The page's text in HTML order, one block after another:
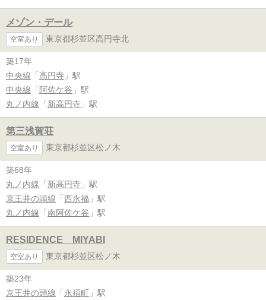
メゾン・デール
空室あり 東京都杉並区高円寺北
築17年
中央線 「 高円寺 」駅
中央線 「 阿佐ケ谷 」駅
丸ノ内線 「 新高円寺 」駅
第三浅賀荘
空室あり 東京都杉並区松ノ木
築68年
丸ノ内線 「 新高円寺 」駅
京王井の頭線 「 西永福 」駅
丸ノ内線 「 南阿佐ケ谷 」駅
RESIDENCE MIYABI
空室あり 東京都杉並区松ノ木
築23年
京王井の頭線 「 永福町 」駅